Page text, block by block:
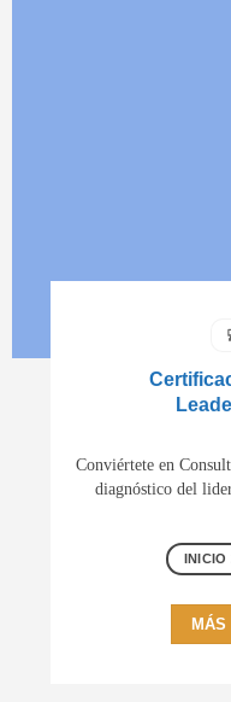
Conviértete en
diagnóstico del
INICIO